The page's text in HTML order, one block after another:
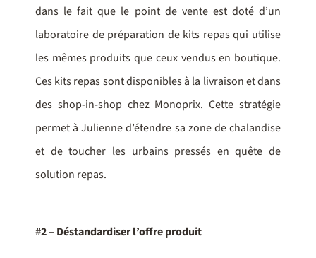
dans le fait que le point de vente est doté d’un
laboratoire de préparation de kits repas qui utilise
les mêmes produits que ceux vendus en boutique.
Ces kits repas sont disponibles à la livraison et dans
des shop-in-shop chez Monoprix. Cette stratégie
permet à Julienne d’étendre sa zone de chalandise
et de toucher les urbains pressés en quête de
solution repas.
#2 – Déstandardiser l’offre produit